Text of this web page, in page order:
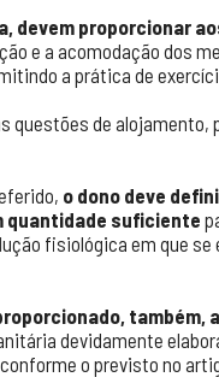
devem proporcionar
e a acomodação dos
a prática de
questões de
o dono deve
quantidade suficiente
fisiológica em que
também,
devidamente
o previsto no